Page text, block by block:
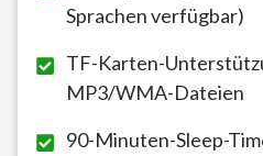
Sprachen verfügbar)
TF-Karten-
MP3/WMA-Dateien
90-Minuten-Sleep-